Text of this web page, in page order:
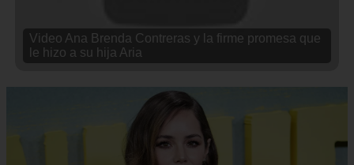
Video Ana Brenda Contreras y la firme promesa que
le hizo a su hija Aria